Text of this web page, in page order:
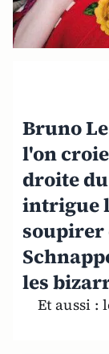
Bruno
l'on
droite
intrigue
soupirer
les
Et aussi :